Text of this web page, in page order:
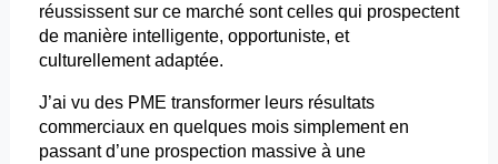
réussissent sur ce marché sont celles qui prospectent
de manière intelligente, opportuniste, et
culturellement adaptée.
J’ai vu des PME transformer leurs résultats
commerciaux en quelques mois simplement en
passant d’une prospection massive à une